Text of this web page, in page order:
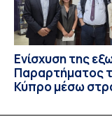
Ενίσχυση της
Παραρτήματος
Κύπρο μέσω